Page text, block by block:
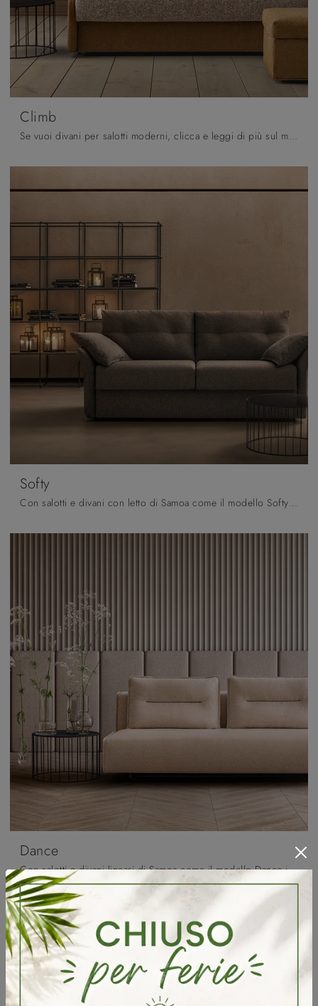
Climb
Se vuoi divani per salotti moderni, clicca e leggi di più sul modello Climb in tessuto dell'azienda Samoa.
Softy
Con salotti e divani con letto di Samoa come il modello Softy in tessuto, potrai completare il tuo concept d'arredo.
Dance
Con salotti e divani lineari di Samoa come il modello Dance in tessuto, potrai ultimare il tuo concept d'arredo.